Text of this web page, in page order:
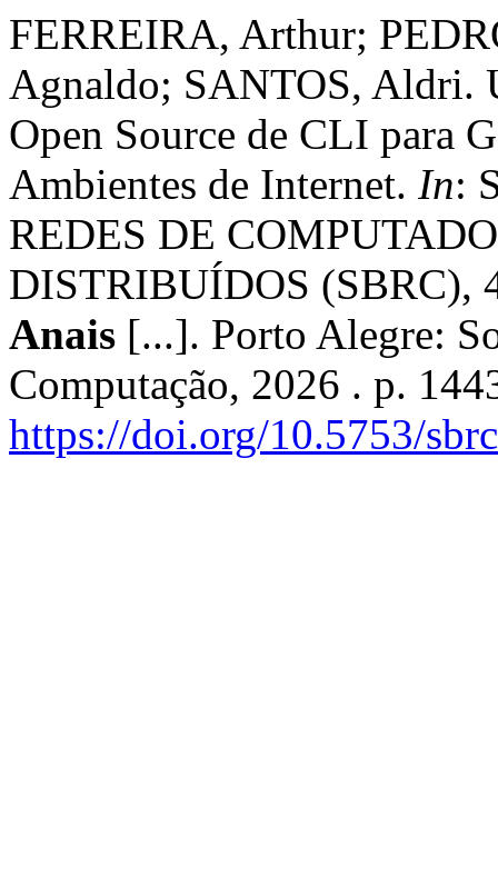
FERREIRA, Arthur;
Agnaldo; SANTOS, Aldri.
Open Source de CLI para
Ambientes de Internet. In:
REDES DE
DISTRIBUÍDOS (SBRC),
Anais [...]. Porto Alegre:
Computação, 2026 . p.
https://doi.org/10.5753/